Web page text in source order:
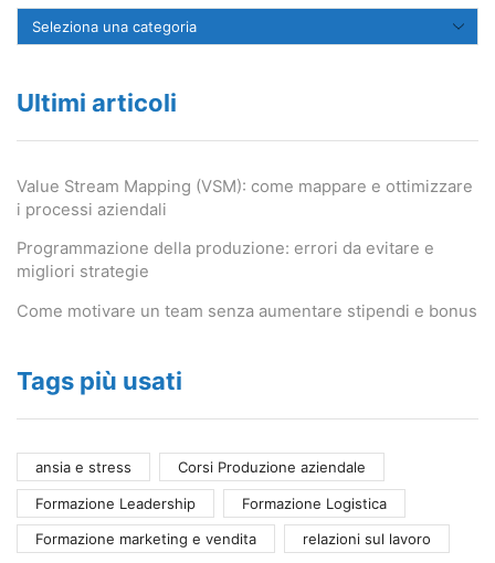
Ultimi articoli
Value Stream Mapping (VSM): come mappare e ottimizzare
i processi aziendali
Programmazione della produzione: errori da evitare e
migliori strategie
Come motivare un team senza aumentare stipendi e bonus
Tags più usati
ansia e stress Corsi Produzione aziendale
Formazione Leadership Formazione Logistica
Formazione marketing e vendita relazioni sul lavoro